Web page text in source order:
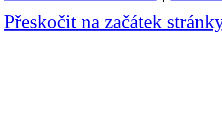
Přeskočit na začátek